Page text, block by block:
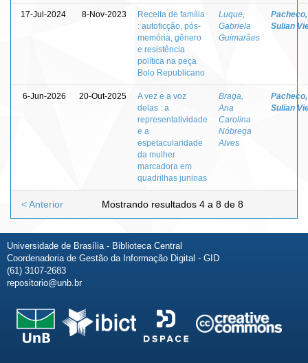
17-Jul-2024 8-Nov-2023
Receita de família
: autoficção, pós-
memória, gênero
e resistência
política na peça
Bolo Republicano
Luque,
Gabriela
Guimarães
Pacheco,
Sulian
6-Jun-2026 20-Out-2025
A vez e a voz
delas : a
representatividade
e a
espetacularidade
da mulher
marcadora em
quadrilhas juninas
Braga,
Ana
Carolina
Nóbrega
Alves
Pacheco,
Sulian
Mostrando resultados 4 a 8 de 8
< Anterior
Universidade de Brasília - Biblioteca Central
Coordenadoria de Gestão da Informação Digital - GID
(61) 3107-2683
repositorio@unb.br